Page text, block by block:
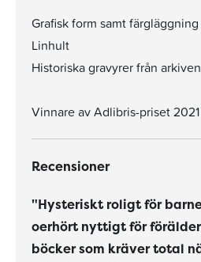
Grafisk form samt
Linhult
Historiska gravyrer från
Vinnare av Adlibris-priset 2021
Recensioner
"Hysteriskt roligt för
oerhört nyttigt för
böcker som kräver total